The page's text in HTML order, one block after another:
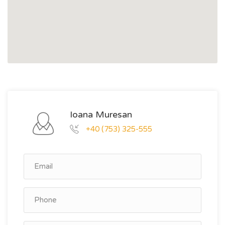
Ioana Muresan
+40 (753) 325-555